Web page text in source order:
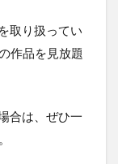
取り扱ってい
作品を見放題
合は、ぜひ一